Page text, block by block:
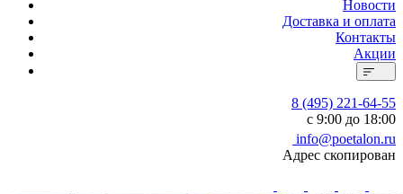
Новости
Доставка и оплата
Контакты
Акции
8 (495) 221-64-55
с 9:00 до 18:00
info@poetalon.ru
Адрес скопирован